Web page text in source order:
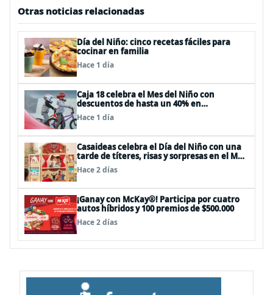
Otras noticias relacionadas
Día del Niño: cinco recetas fáciles para
cocinar en familia
Hace 1 día
Caja 18 celebra el Mes del Niño con
descuentos de hasta un 40% en
panoramas, cine, shows y streaming
Hace 1 día
Casaideas celebra el Día del Niño con una
tarde de títeres, risas y sorpresas en el Mall
Plaza Vespucio
Hace 2 días
¡Ganay con McKay®! Participa por cuatro
autos híbridos y 100 premios de $500.000
Hace 2 días